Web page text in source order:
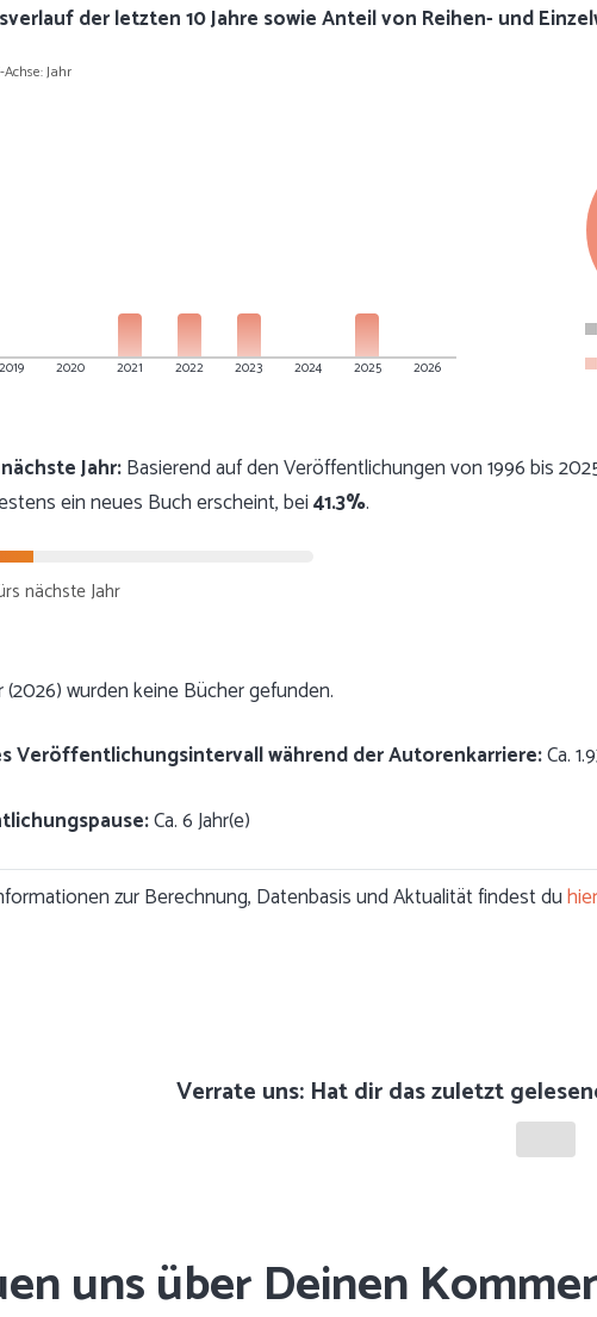
der letzten 10 Jahre sowie Anteil von Reihen- und
Jahr
2019 2020 2021 2022 2023 2024 2025 2026
Jahr:Basierend auf den Veröffentlichungen von 1996 bis
ein neues Buch erscheint, bei41.3%.
nächste Jahr
(2026) wurden keine Bücher gefunden.
Veröffentlichungsintervall während der Autorenkarriere:Ca.
Ca. 6 Jahr(e)
zur Berechnung, Datenbasis und Aktualität findest duhier
Verrate uns: Hat dir das zuletzt